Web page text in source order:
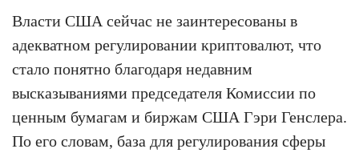
Власти США сейчас не заинтересованы в
адекватном регулировании криптовалют, что
стало понятно благодаря недавним
высказываниями председателя Комиссии по
ценным бумагам и биржам США Гэри Генслера.
По его словам, база для регулирования сферы